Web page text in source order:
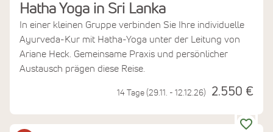
Hatha Yoga in Sri Lanka
In einer kleinen Gruppe verbinden Sie Ihre individuelle
Ayurveda-Kur mit Hatha-Yoga unter der Leitung von
Ariane Heck. Gemeinsame Praxis und persönlicher
Austausch prägen diese Reise.
14 Tage (29.11. - 12.12.26) 2.550 €